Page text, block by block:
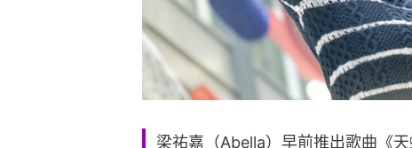
梁祐嘉（Abella）早前推出歌曲《